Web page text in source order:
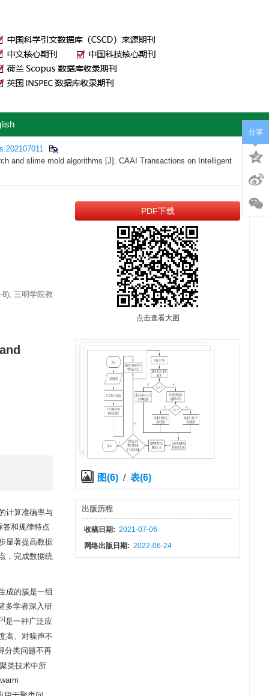
and slime mold algorithms [J]. CAAI Transactions on Intelligent
8); 三明学院教
计算准确率与
签和规律特点
显著提高数据
，完成数据统
成的簇是一组
多学者深入研
5]是一种广泛应
高、对噪声不
分类问题不再
类技术中所
PDF下载
点击查看大图
图(6) /表(6)
出版历程
收稿日期: 2021-07-06
网络出版日期: 2022-06-24
分享